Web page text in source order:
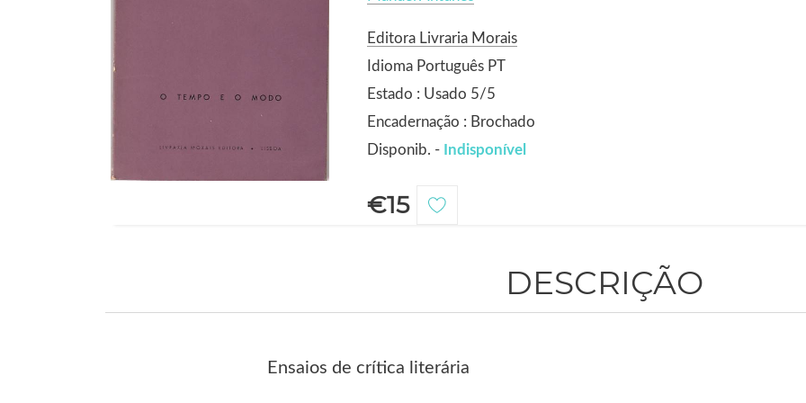
Editora Livraria Morais
Idioma Português PT
Estado : Usado 5/5
Encadernação : Brochado
Disponib. - Indisponível
€15
DESCRIÇÃO
Ensaios de crítica literária